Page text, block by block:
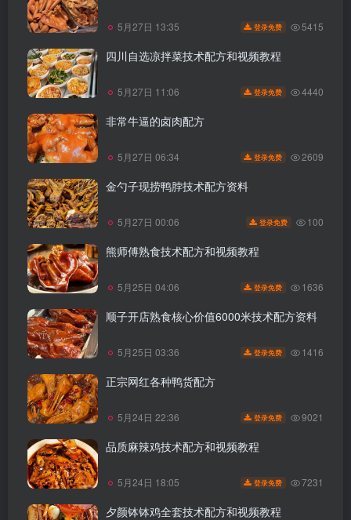
5月27日 13:35 登录免费 5415
四川自选凉拌菜技术配方和视频教程
5月27日 11:06 登录免费 4440
非常牛逼的卤肉配方
5月27日 06:34 登录免费 2609
金勺子现捞鸭脖技术配方资料
5月27日 00:06 登录免费 100
熊师傅熟食技术配方和视频教程
5月25日 04:06 登录免费 1636
顺子开店熟食核心价值6000米技术配方资料
5月25日 03:36 登录免费 1416
正宗网红各种鸭货配方
5月24日 22:36 登录免费 9021
品质麻辣鸡技术配方和视频教程
5月24日 18:05 登录免费 7231
夕颜钵钵鸡全套技术配方和视频教程